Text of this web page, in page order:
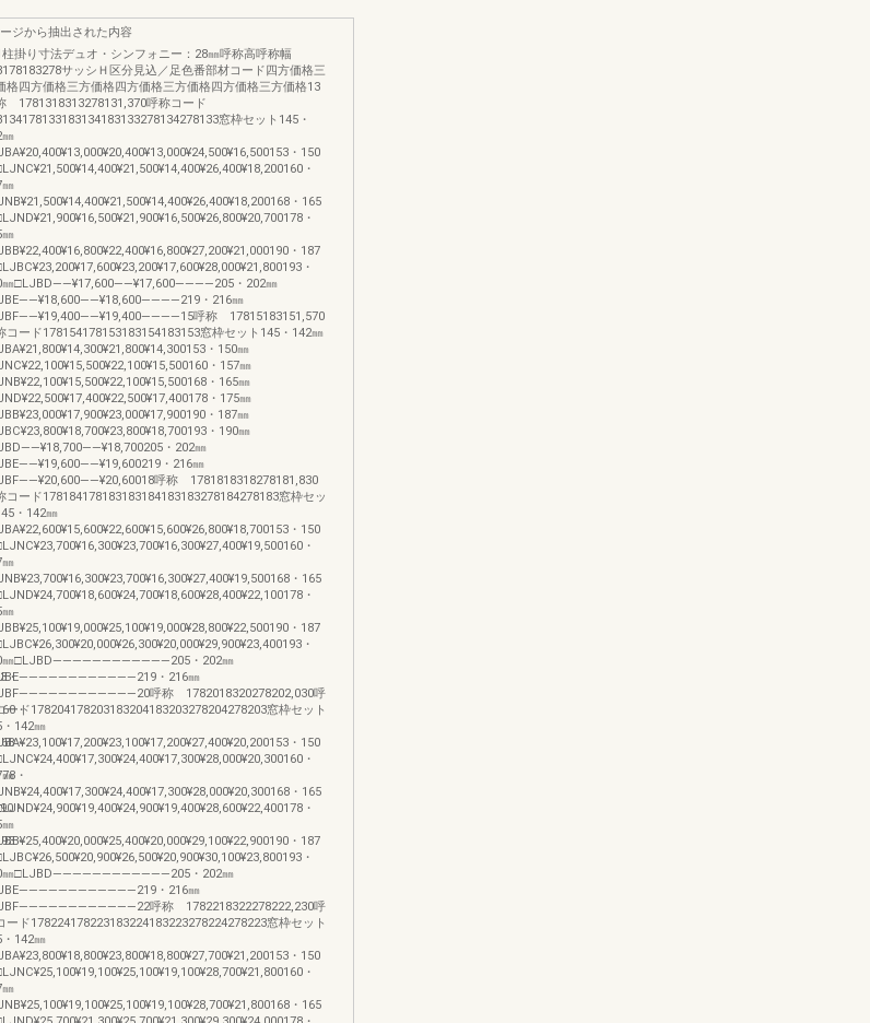
・
・
・
・
・
・
ジから抽出された内容
柱掛り寸法デュオ・シンフォニー：28㎜呼称高呼称幅
サッシＨ区分見込／足色番部材コード四方価格三
格四方価格三方価格四方価格三方価格四方価格三方価格13
1781318313278131,370呼称コード
窓枠セット145・
㎜
・150
・
㎜
・165
・
㎜
・187
・
㎜□LJBD――¥17,600――¥17,600――――205・202㎜
・216㎜
呼称 17815183151,570
コード178154178153183154183153窓枠セット145・142㎜
・150㎜
・157㎜
・165㎜
・175㎜
・187㎜
・190㎜
・202㎜
・216㎜
呼称 1781818318278181,830
コード178184178183183184183183278184278183窓枠セッ
・142㎜
・150
・
㎜
・165
・
㎜
・187
・
㎜□LJBD――――――――――――205・202㎜
・216㎜
呼称 1782018320278202,030呼
ード178204178203183204183203278204278203窓枠セット
・142㎜
・150
・
㎜
・165
・
㎜
・187
・
㎜□LJBD――――――――――――205・202㎜
・216㎜
呼称 1782218322278222,230呼
ード178224178223183224183223278224278223窓枠セット
・142㎜
・150
・
㎜
・165